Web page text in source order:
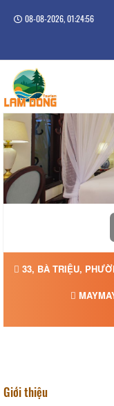
08-08-2026, 01:24:57
33, BÀ TRIỆU,
Giới thiệu